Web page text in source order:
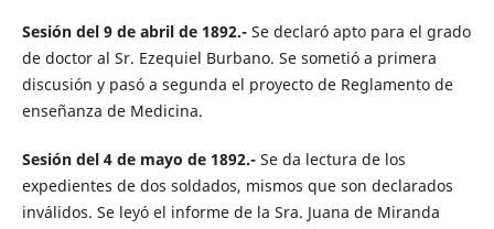
Sesión del 9 de abril de 1892.- Se declaró apto para el grado
de doctor al Sr. Ezequiel Burbano. Se sometió a primera
discusión y pasó a segunda el proyecto de Reglamento de
enseñanza de Medicina.
Sesión del 4 de mayo de 1892.- Se da lectura de los
expedientes de dos soldados, mismos que son declarados
inválidos. Se leyó el informe de la Sra. Juana de Miranda